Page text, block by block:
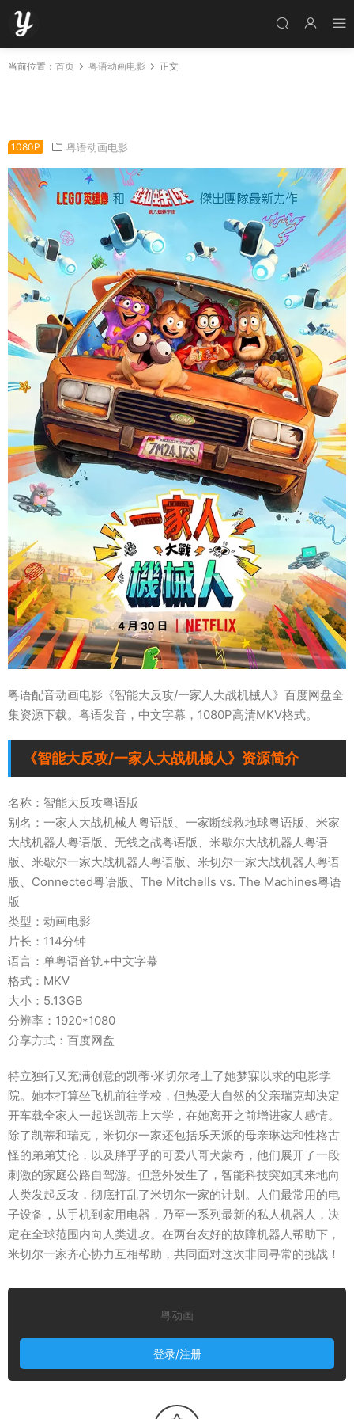
当前位置： 首页 粤语动画电影 正文
1080P 粤语动画电影
粤语配音动画电影《智能大反攻/一家人大战机械人》百度网盘全
集资源下载。粤语发音，中文字幕，1080P高清MKV格式。
《智能大反攻/一家人大战机械人》资源简介
名称：智能大反攻粤语版
别名：一家人大战机械人粤语版、一家断线救地球粤语版、米家
大战机器人粤语版、无线之战粤语版、米歇尔大战机器人粤语
版、米歇尔一家大战机器人粤语版、米切尔一家大战机器人粤语
版、Connected粤语版、The Mitchells vs. The Machines粤语
版
类型：动画电影
片长：114分钟
语言：单粤语音轨+中文字幕
格式：MKV
大小：5.13GB
分辨率：1920*1080
分享方式：百度网盘
特立独行又充满创意的凯蒂·米切尔考上了她梦寐以求的电影学
院。她本打算坐飞机前往学校，但热爱大自然的父亲瑞克却决定
开车载全家人一起送凯蒂上大学，在她离开之前增进家人感情。
除了凯蒂和瑞克，米切尔一家还包括乐天派的母亲琳达和性格古
怪的弟弟艾伦，以及胖乎乎的可爱八哥犬蒙奇，他们展开了一段
刺激的家庭公路自驾游。但意外发生了，智能科技突如其来地向
人类发起反攻，彻底打乱了米切尔一家的计划。人们最常用的电
子设备，从手机到家用电器，乃至一系列最新的私人机器人，决
定在全球范围内向人类进攻。在两台友好的故障机器人帮助下，
米切尔一家齐心协力互相帮助，共同面对这次非同寻常的挑战！
粤动画
登录/注册